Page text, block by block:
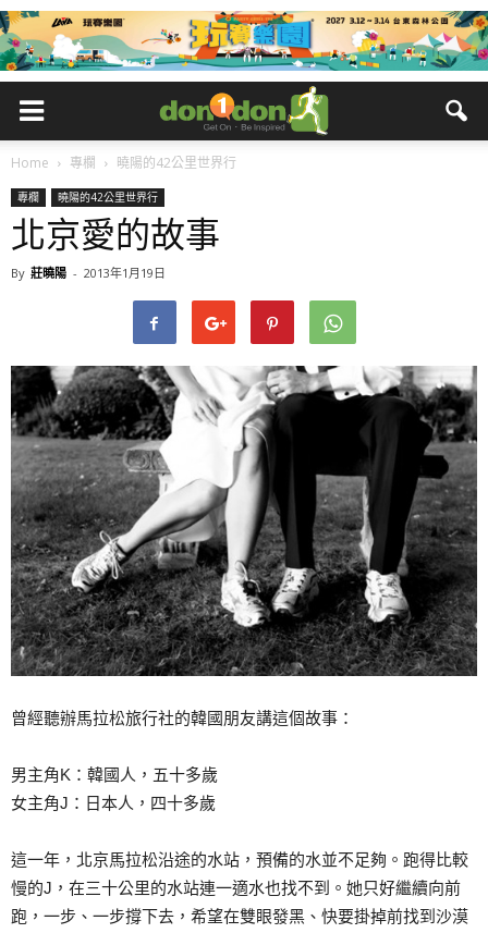
Home 專欄 曉陽的42公里世界行
專欄 曉陽的42公里世界行
北京愛的故事
By 莊曉陽 - 2013年1月19日
曾經聽辦馬拉松旅行社的韓國朋友講這個故事：
男主角K：韓國人，五十多歲
女主角J：日本人，四十多歲
這一年，北京馬拉松沿途的水站，預備的水並不足夠。跑得比較
慢的J，在三十公里的水站連一適水也找不到。她只好繼續向前
跑，一步、一步撐下去，希望在雙眼發黑、快要掛掉前找到沙漠